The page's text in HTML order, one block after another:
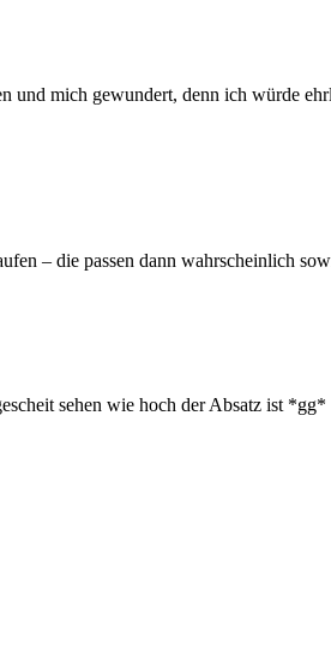
und mich gewundert, denn ich würde
– die passen dann wahrscheinlich
sehen wie hoch der Absatz ist *gg*